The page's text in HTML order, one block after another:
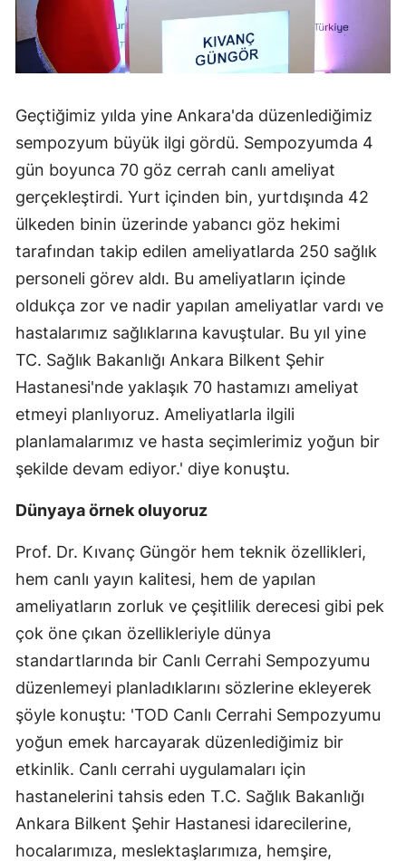
Geçtiğimiz yılda yine Ankara'da düzenlediğimiz
sempozyum büyük ilgi gördü. Sempozyumda 4
gün boyunca 70 göz cerrah canlı ameliyat
gerçekleştirdi. Yurt içinden bin, yurtdışında 42
ülkeden binin üzerinde yabancı göz hekimi
tarafından takip edilen ameliyatlarda 250 sağlık
personeli görev aldı. Bu ameliyatların içinde
oldukça zor ve nadir yapılan ameliyatlar vardı ve
hastalarımız sağlıklarına kavuştular. Bu yıl yine
TC. Sağlık Bakanlığı Ankara Bilkent Şehir
Hastanesi'nde yaklaşık 70 hastamızı ameliyat
etmeyi planlıyoruz. Ameliyatlarla ilgili
planlamalarımız ve hasta seçimlerimiz yoğun bir
şekilde devam ediyor.' diye konuştu.
Dünyaya örnek oluyoruz
Prof. Dr. Kıvanç Güngör hem teknik özellikleri,
hem canlı yayın kalitesi, hem de yapılan
ameliyatların zorluk ve çeşitlilik derecesi gibi pek
çok öne çıkan özellikleriyle dünya
standartlarında bir Canlı Cerrahi Sempozyumu
düzenlemeyi planladıklarını sözlerine ekleyerek
şöyle konuştu: 'TOD Canlı Cerrahi Sempozyumu
yoğun emek harcayarak düzenlediğimiz bir
etkinlik. Canlı cerrahi uygulamaları için
hastanelerini tahsis eden T.C. Sağlık Bakanlığı
Ankara Bilkent Şehir Hastanesi idarecilerine,
hocalarımıza, meslektaşlarımıza, hemşire,